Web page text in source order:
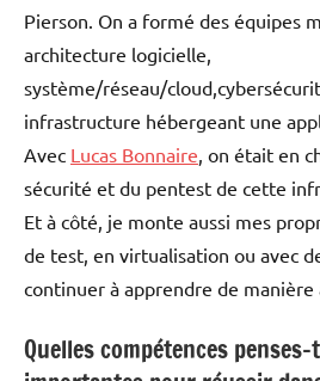
Pierson. On a formé des équipes
architecture logicielle,
système/réseau/
infrastructure hébergeant une
Avec Lucas Bonnaire , on était en
sécurité et du pentest de cette
Et à côté, je monte aussi mes
de test, en virtualisation ou avec
continuer à apprendre de manière
Quelles compétences